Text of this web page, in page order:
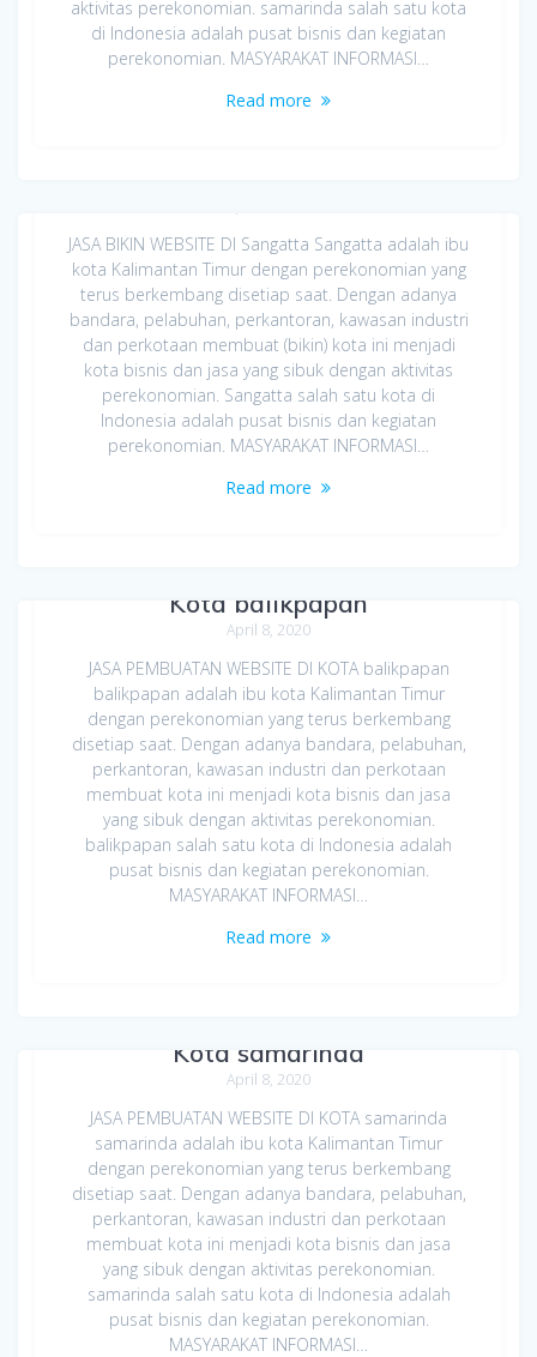
aktivitas perekonomian. samarinda salah satu kota
di Indonesia adalah pusat bisnis dan kegiatan
perekonomian. MASYARAKAT INFORMASI…
Read more
JASA BIKIN WEBSITE DI Sangatta Sangatta adalah ibu
kota Kalimantan Timur dengan perekonomian yang
terus berkembang disetiap saat. Dengan adanya
bandara, pelabuhan, perkantoran, kawasan industri
dan perkotaan membuat (bikin) kota ini menjadi
kota bisnis dan jasa yang sibuk dengan aktivitas
perekonomian. Sangatta salah satu kota di
Indonesia adalah pusat bisnis dan kegiatan
perekonomian. MASYARAKAT INFORMASI…
Read more
Kota balikpapan
April 8, 2020
JASA PEMBUATAN WEBSITE DI KOTA balikpapan
balikpapan adalah ibu kota Kalimantan Timur
dengan perekonomian yang terus berkembang
disetiap saat. Dengan adanya bandara, pelabuhan,
perkantoran, kawasan industri dan perkotaan
membuat kota ini menjadi kota bisnis dan jasa
yang sibuk dengan aktivitas perekonomian.
balikpapan salah satu kota di Indonesia adalah
pusat bisnis dan kegiatan perekonomian.
MASYARAKAT INFORMASI…
Read more
Kota samarinda
April 8, 2020
JASA PEMBUATAN WEBSITE DI KOTA samarinda
samarinda adalah ibu kota Kalimantan Timur
dengan perekonomian yang terus berkembang
disetiap saat. Dengan adanya bandara, pelabuhan,
perkantoran, kawasan industri dan perkotaan
membuat kota ini menjadi kota bisnis dan jasa
yang sibuk dengan aktivitas perekonomian.
samarinda salah satu kota di Indonesia adalah
pusat bisnis dan kegiatan perekonomian.
MASYARAKAT INFORMASI…